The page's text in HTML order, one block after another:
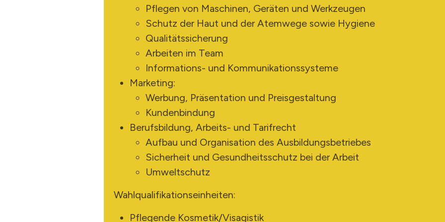
Pflegen von Maschinen, Geräten und Werkzeugen
Schutz der Haut und der Atemwege sowie Hygiene
Qualitätssicherung
Arbeiten im Team
Informations- und Kommunikationssysteme
Marketing:
Werbung, Präsentation und Preisgestaltung
Kundenbindung
Berufsbildung, Arbeits- und Tarifrecht
Aufbau und Organisation des Ausbildungsbetriebes
Sicherheit und Gesundheitsschutz bei der Arbeit
Umweltschutz
Wahlqualifikationseinheiten:
Pflegende Kosmetik/Visagistik